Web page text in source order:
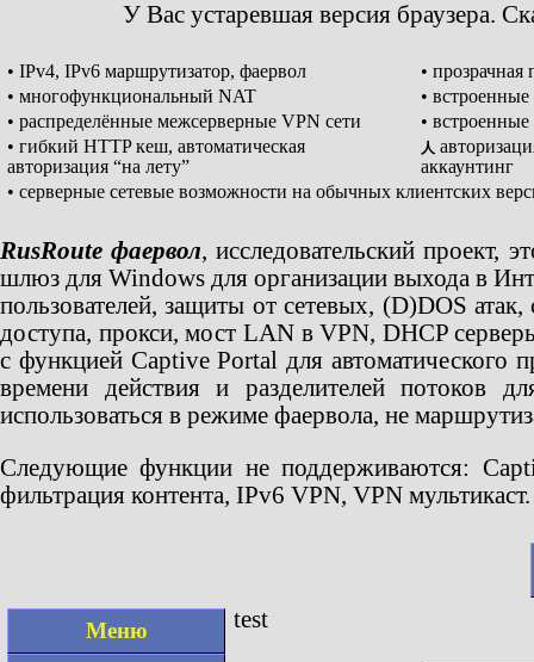
У Вас устаревшая версия браузера.
• IPv4, IPv6 маршрутизатор, фаервол
• прозрачная
• многофункциональный NAT
•
• распределённые межсерверные VPN сети
•
• гибкий HTTP кеш, автоматическая
авторизация “на лету”
人
аккаунтинг
• серверные сетевые возможности на обычных клиентских
RusRoute фаервол, исследовательский проект,
шлюз для Windows для организации выхода в
пользователей, защиты от сетевых, (D)DOS
доступа, прокси, мост LAN в VPN, DHCP
с функцией Captive Portal для автоматического
времени действия и разделителей потоков
использоваться в режиме фаервола, не
Следующие функции не поддерживаются:
фильтрация контента, IPv6 VPN, VPN мультикаст.
Меню
test